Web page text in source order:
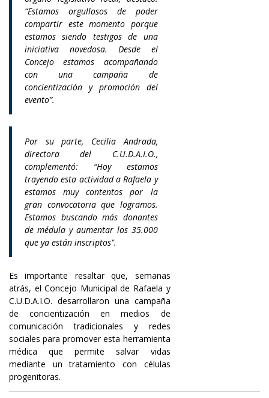
“Estamos orgullosos de poder
compartir este momento porque
estamos siendo testigos de una
iniciativa novedosa. Desde el
Concejo estamos acompañando
con una campaña de
concientización y promoción del
evento”.
Por su parte, Cecilia Andrada,
directora del C.U.D.A.I.O.,
complementó: “Hoy estamos
trayendo esta actividad a Rafaela y
estamos muy contentos por la
gran convocatoria que logramos.
Estamos buscando más donantes
de médula y aumentar los 35.000
que ya están inscriptos".
Es importante resaltar que, semanas
atrás, el Concejo Municipal de Rafaela y
C.U.D.A.I.O. desarrollaron una campaña
de concientización en medios de
comunicación tradicionales y redes
sociales para promover esta herramienta
médica que permite salvar vidas
mediante un tratamiento con células
progenitoras.